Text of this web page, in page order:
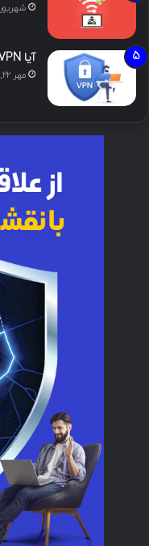
شهریور ۲۴, ۱۳۹۹
آیا VPN ما امن است؟ آموزش تست امنیت VPN
مهر ۲۲, ۱۴۰۰